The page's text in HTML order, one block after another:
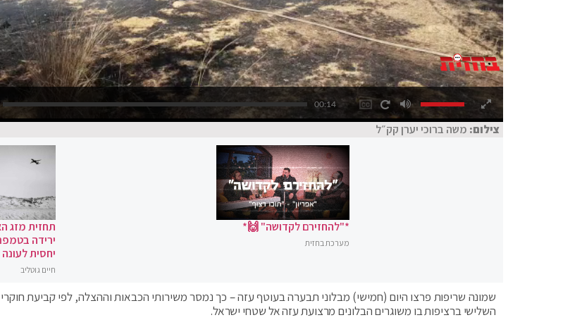
00:14
צילום: משה ברוכי יערן קק״ל
*"להחזירם לקדושה" 🙌*
מערכת בחזית
תחזית מזג
ירידה
יחסית לעונה
חיים גוטליב
שמונה שריפות פרצו היום (חמישי) מבלוני תבערה בעוטף עזה – כך נמסר משירותי הכבאות וההצלה, לפי קביעת חוקרי
השלישי ברציפות בו משוגרים הבלונים מרצועת עזה אל שטחי ישראל.